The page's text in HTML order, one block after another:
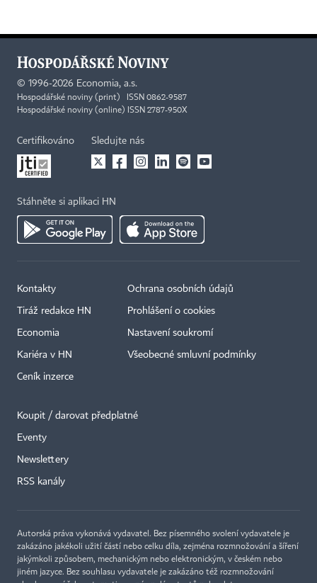
© 1996-2026 Economia, a.s.
Hospodářské noviny (print) ISSN 0862-9587
Hospodářské noviny (online) ISSN 2787-950X
Certifikováno Sledujte nás
Stáhněte si aplikaci HN
Kontakty
Tiráž redakce HN
Economia
Kariéra v HN
Ceník inzerce
Ochrana osobních údajů
Prohlášení o cookies
Nastavení soukromí
Všeobecné smluvní podmínky
Koupit / darovat předplatné
Eventy
Newslettery
RSS kanály
Autorská práva vykonává vydavatel. Bez písemného svolení vydavatele je
zakázáno jakékoli užití částí nebo celku díla, zejména rozmnožování a šíření
jakýmkoli způsobem, mechanickým nebo elektronickým, v českém nebo
jiném jazyce. Bez souhlasu vydavatele je zakázáno též rozmnožování